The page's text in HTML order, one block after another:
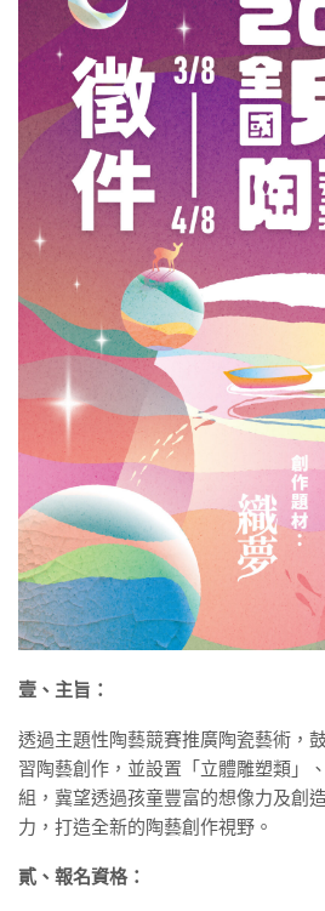
壹、主旨：
透過主題性陶藝競賽推廣陶瓷藝術，
習陶藝創作，並設置「立體雕塑類」
組，冀望透過孩童豐富的想像力及創
力，打造全新的陶藝創作視野。
貳、報名資格：